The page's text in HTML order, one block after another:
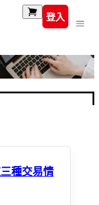
登入
種交易情